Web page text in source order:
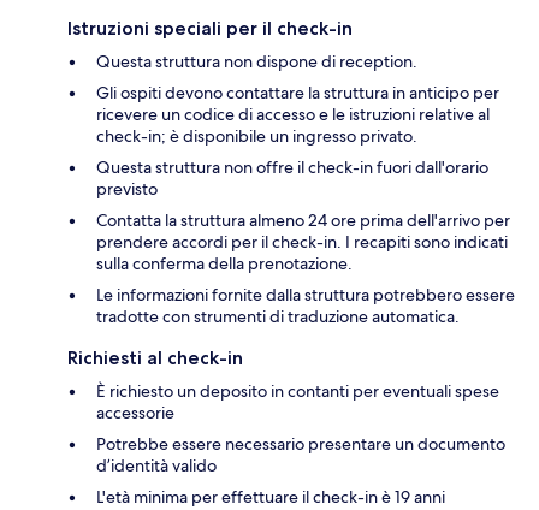
Istruzioni speciali per il check-in
Questa struttura non dispone di reception.
Gli ospiti devono contattare la struttura in anticipo per
ricevere un codice di accesso e le istruzioni relative al
check-in; è disponibile un ingresso privato.
Questa struttura non offre il check-in fuori dall'orario
previsto
Contatta la struttura almeno 24 ore prima dell'arrivo per
prendere accordi per il check-in. I recapiti sono indicati
sulla conferma della prenotazione.
Le informazioni fornite dalla struttura potrebbero essere
tradotte con strumenti di traduzione automatica.
Richiesti al check-in
È richiesto un deposito in contanti per eventuali spese
accessorie
Potrebbe essere necessario presentare un documento
d’identità valido
L'età minima per effettuare il check-in è 19 anni